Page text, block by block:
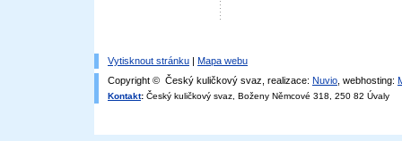
Vytisknout stránku | Mapa webu
Copyright © Český kuličkový svaz, realizace: Nuvio , webhosting:
Kontakt: Český kuličkový svaz, Boženy Němcové 318, 250 82 Úvaly